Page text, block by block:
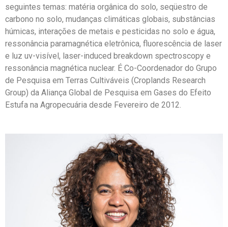
seguintes temas: matéria orgânica do solo, seqüestro de
carbono no solo, mudanças climáticas globais, substâncias
húmicas, interações de metais e pesticidas no solo e água,
ressonância paramagnética eletrônica, fluorescência de laser
e luz uv-visível, laser-induced breakdown spectroscopy e
ressonância magnética nuclear. É Co-Coordenador do Grupo
de Pesquisa em Terras Cultiváveis (Croplands Research
Group) da Aliança Global de Pesquisa em Gases do Efeito
Estufa na Agropecuária desde Fevereiro de 2012.